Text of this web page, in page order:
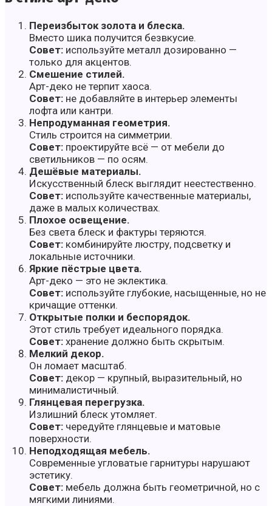
Переизбыток золота и блеска.
Вместо шика получится безвкусие.
Совет: используйте металл дозированно —
только для акцентов.
Смешение стилей.
Арт-деко не терпит хаоса.
Совет: не добавляйте в интерьер элементы
лофта или кантри.
Непродуманная геометрия.
Стиль строится на симметрии.
Совет: проектируйте всё — от мебели до
светильников — по осям.
Дешёвые материалы.
Искусственный блеск выглядит неестественно.
Совет: используйте качественные материалы,
даже в малых количествах.
Плохое освещение.
Без света блеск и фактуры теряются.
Совет: комбинируйте люстру, подсветку и
локальные источники.
Яркие пёстрые цвета.
Арт-деко — это не эклектика.
Совет: используйте глубокие, насыщенные, но не
кричащие оттенки.
Открытые полки и беспорядок.
Этот стиль требует идеального порядка.
Совет: хранение должно быть скрытым.
Мелкий декор.
Он ломает масштаб.
Совет: декор — крупный, выразительный, но
минималистичный.
Глянцевая перегрузка.
Излишний блеск утомляет.
Совет: чередуйте глянцевые и матовые
поверхности.
Неподходящая мебель.
Современные угловатые гарнитуры нарушают
эстетику.
Совет: мебель должна быть геометричной, но с
мягкими линиями.